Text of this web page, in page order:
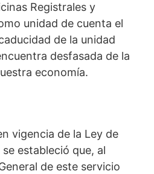
Registrales y
unidad de cuenta el
de la unidad
desfasada de la
economía.
vigencia de la Ley de
estableció que, al
de este servicio